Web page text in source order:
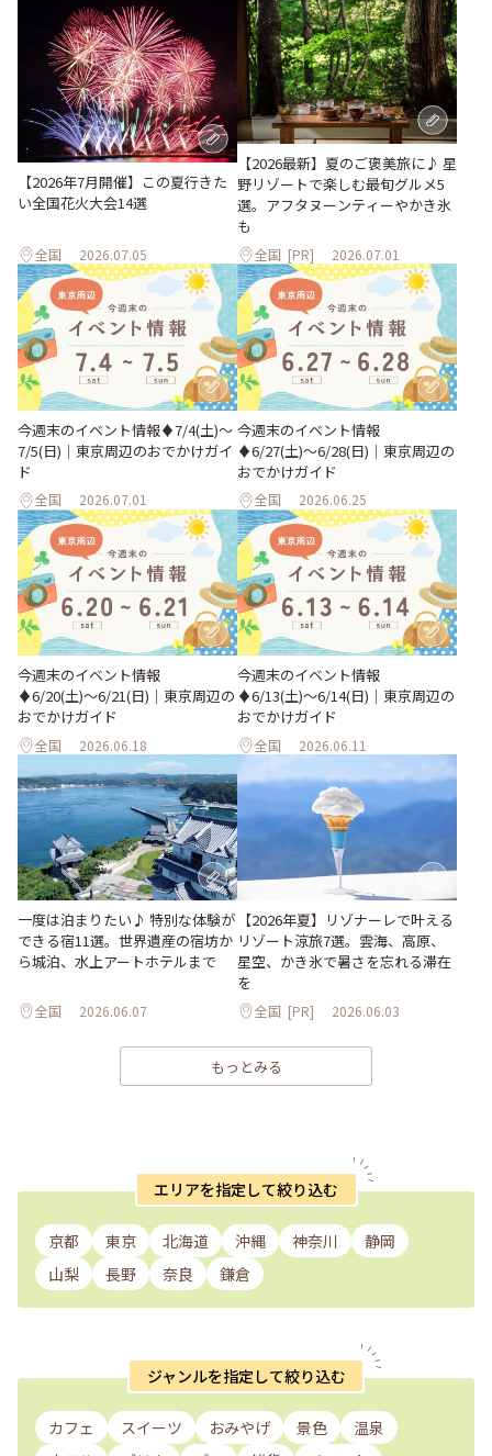
【2026年7月開催】この夏行きた
い全国花火大会14選
全国 2026.07.05
【2026最新】夏のご褒美旅に♪ 星
野リゾートで楽しむ最旬グルメ5
選。アフタヌーンティーやかき氷
も
全国 [PR] 2026.07.01
今週末のイベント情報♦︎7/4(土)〜
7/5(日)｜東京周辺のおでかけガイ
ド
全国 2026.07.01
今週末のイベント情報
♦︎6/27(土)〜6/28(日)｜東京周辺の
おでかけガイド
全国 2026.06.25
今週末のイベント情報
♦︎6/20(土)〜6/21(日)｜東京周辺の
おでかけガイド
全国 2026.06.18
今週末のイベント情報
♦︎6/13(土)〜6/14(日)｜東京周辺の
おでかけガイド
全国 2026.06.11
一度は泊まりたい♪ 特別な体験が
できる宿11選。世界遺産の宿坊か
ら城泊、水上アートホテルまで
全国 2026.06.07
【2026年夏】リゾナーレで叶える
リゾート涼旅7選。雲海、高原、
星空、かき氷で暑さを忘れる滞在
を
全国 [PR] 2026.06.03
もっとみる
エリアを指定して絞り込む
京都 東京 北海道 沖縄 神奈川
静岡
山梨
長野 奈良 鎌倉
ジャンルを指定して絞り込む
カフェ スイーツ おみやげ 景色
温泉